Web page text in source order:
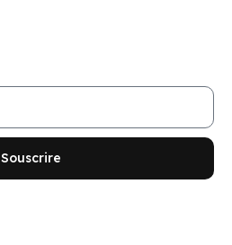
Souscrire